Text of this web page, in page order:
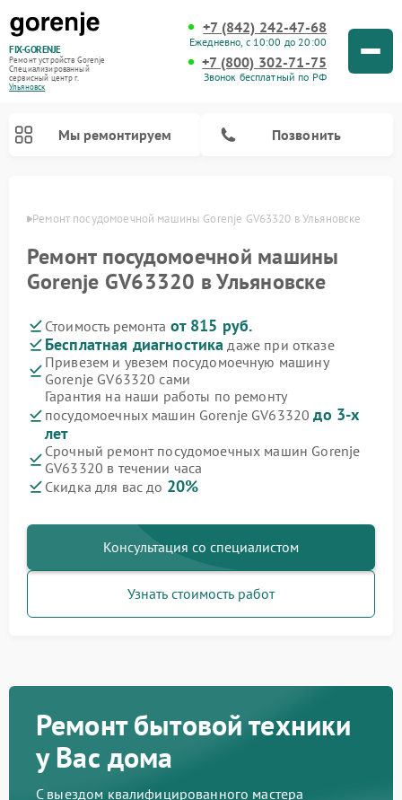
FIX-GORENJE
Ремонт устройств Gorenje
Специализированный
cервисный центр г.
Ульяновск
+7 (842) 242-47-68
Ежедневно, с 10:00 до 20:00
+7 (800) 302-71-75
Звонок бесплатный по РФ
Мы ремонтируем Позвонить
Ремонт посудомоечной машины Gorenje GV63320 в Ульяновске
Ремонт посудомоечной машины
Gorenje GV63320 в Ульяновске
Стоимость ремонта от 815 руб.
Бесплатная диагностика даже при отказе
Привезем и увезем посудомоечную машину
Gorenje GV63320 сами
Гарантия на наши работы по ремонту
посудомоечных машин Gorenje GV63320до 3-х
лет
Срочный ремонт посудомоечных машин Gorenje
GV63320 в течении часа
Скидка для вас до 20%
Консультация со специалистом
Узнать стоимость работ
Ремонт бытовой техники
у Вас дома
С выездом квалифицированного мастера